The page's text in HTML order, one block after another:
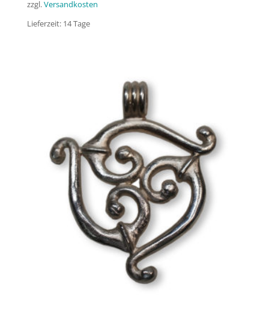
zzgl.Versandkosten
Lieferzeit: 14 Tage